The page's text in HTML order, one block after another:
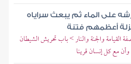
على الماء ثم يبعث سراياه
أعظمهم فتنة
والجنة والنار > باب تحريش الشيطان
وأن مع كل إنسان قرينا